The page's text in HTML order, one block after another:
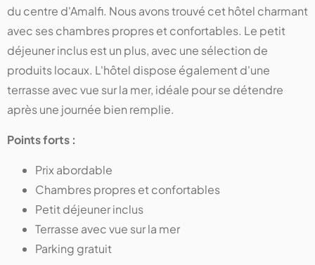
du centre d'Amalfi. Nous avons trouvé cet hôtel charmant
avec ses chambres propres et confortables. Le petit
déjeuner inclus est un plus, avec une sélection de
produits locaux. L'hôtel dispose également d'une
terrasse avec vue sur la mer, idéale pour se détendre
après une journée bien remplie.
Points forts :
Prix abordable
Chambres propres et confortables
Petit déjeuner inclus
Terrasse avec vue sur la mer
Parking gratuit